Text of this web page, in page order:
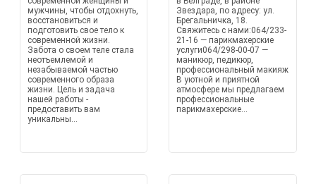
мужчины, чтобы отдохнуть,
восстановиться и
подготовить свое тело к
современной жизни.
Забота о своем теле стала
неотъемлемой и
незабываемой частью
современного образа
жизни. Цель и задача
нашей работы -
предоставить вам
уникальны...
Звездара, по адресу: ул.
Брегальничка, 18.
Свяжитесь с нами:064/233-
21-16 — парикмахерские
услуги064/298-00-07 —
маникюр, педикюр,
профессиональный макияж
В уютной и приятной
атмосфере мы предлагаем
профессиональные
парикмахерские...